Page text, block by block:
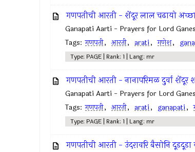
गणपतीची आरती - शेंदूर लाल चढायो
Ganapati Aarti - Prayers for Lord
Tags: गणपती, आरती, arati, गणेश,
Type: PAGE | Rank: 1 | Lang: mr
गणपतीची आरती - नानापरिमळ दुर्वा शेंदूर
Ganapati Aarti - Prayers for Lord
Tags: गणपती, आरती, arati, ganapati,
Type: PAGE | Rank: 1 | Lang: mr
गणपतीची आरती - उंदरावरि बैसोनि